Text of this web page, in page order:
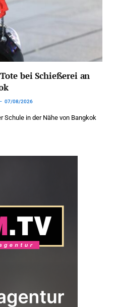
bei Schießerei an
07/08/2026
Schule in der Nähe von Bangkok